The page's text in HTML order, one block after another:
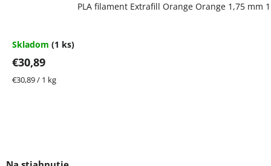
PLA filament Extrafill Orange Orange 1,75 mm
Skladom (1 ks)
€30,89
Jednotková
€30,89 / 1 kg